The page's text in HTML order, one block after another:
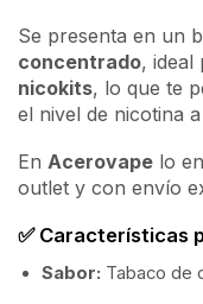
Se presenta en un
concentrado, ideal
nicokits, lo que te
el nivel de nicotina
En Acerovape lo
outlet y con envío
✅ Características
Sabor: Tabaco de